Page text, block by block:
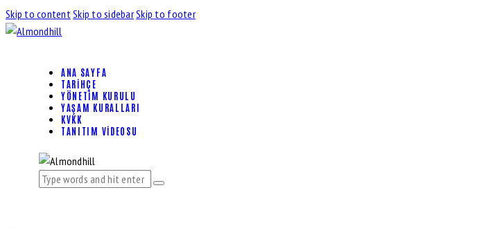
Skip to contentSkip to sidebarSkip to footer
ANA SAYFA
TARIHÇE
YÖNETIM KURULU
YAŞAM KURALLARI
KVKK
TANITIM VIDEOSU